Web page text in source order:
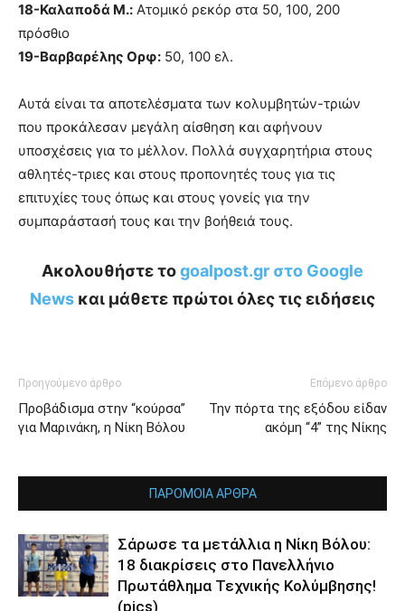
18-Καλαποδά Μ.: Ατομικό ρεκόρ στα 50, 100, 200
πρόσθιο
19-Βαρβαρέλης Ορφ: 50, 100 ελ.
Αυτά είναι τα αποτελέσματα των κολυμβητών-τριών
που προκάλεσαν μεγάλη αίσθηση και αφήνουν
υποσχέσεις για το μέλλον. Πολλά συγχαρητήρια στους
αθλητές-τριες και στους προπονητές τους για τις
επιτυχίες τους όπως και στους γονείς για την
συμπαράστασή τους και την βοήθειά τους.
Ακολουθήστε τοgoalpost.gr στο Google
News και μάθετε πρώτοι όλες τις ειδήσεις
Προηγούμενο άρθρο
Προβάδισμα στην “κούρσα”
για Μαρινάκη, η Νίκη Βόλου
Επόμενο άρθρο
Την πόρτα της εξόδου είδαν
ακόμη “4” της Νίκης
ΠΑΡΟΜΟΙΑ ΑΡΘΡΑ
Σάρωσε τα μετάλλια η Νίκη Βόλου:
18 διακρίσεις στο Πανελλήνιο
Πρωτάθλημα Τεχνικής Κολύμβησης!
(pics)